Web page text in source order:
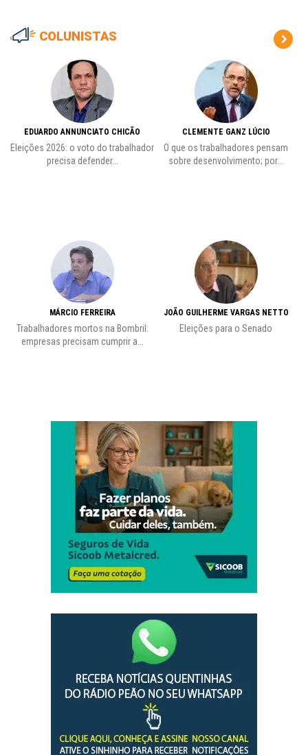
COLUNISTAS
EDUARDO ANNUNCIATO CHICÃO
Eleições 2026: o voto do trabalhador
precisa defender...
MÁRCIO FERREIRA
Trabalhadores mortos na Bombril:
empresas precisam cumprir a...
CLEMENTE GANZ LÚCIO
O que os trabalhadores pensam
sobre desenvolvimento; por...
JOÃO GUILHERME VARGAS NETTO
Eleições para o Senado